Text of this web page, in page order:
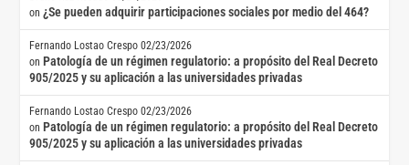
on¿Se pueden adquirir participaciones sociales por medio del 464?
Fernando Lostao Crespo 02/23/2026
on Patología de un régimen regulatorio: a propósito del Real Decreto
905/2025 y su aplicación a las universidades privadas
Fernando Lostao Crespo 02/23/2026
on Patología de un régimen regulatorio: a propósito del Real Decreto
905/2025 y su aplicación a las universidades privadas